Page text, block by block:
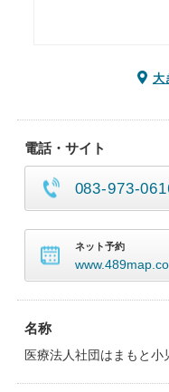
大
電話・サイト
083-973-
ネット予約
名称
医療法人社団はまもと小